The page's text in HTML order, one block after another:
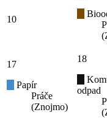
10
17
Papír
Práče
(Znojmo)
18
odpad